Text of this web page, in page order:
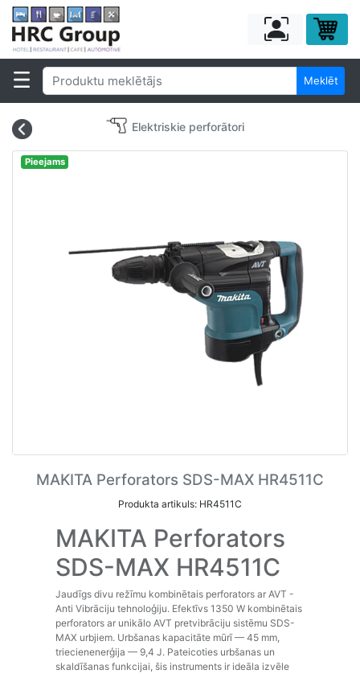
Meklēt
Elektriskie perforātori
Pieejams
MAKITA Perforators SDS-MAX HR4511C
Produkta artikuls: HR4511C
MAKITA Perforators
SDS-MAX HR4511C
Jaudīgs divu režīmu kombinētais perforators ar AVT -
Anti Vibrāciju tehnoloģiju. Efektīvs 1350 W kombinētais
perforators ar unikālo AVT pretvibrāciju sistēmu SDS-
MAX urbjiem. Urbšanas kapacitāte mūrī — 45 mm,
triecienenerģija — 9,4 J. Pateicoties urbšanas un
skaldīšanas funkcijai, šis instruments ir ideāla izvēle